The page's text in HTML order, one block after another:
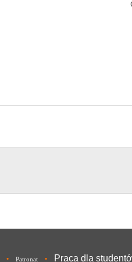
• Patronat • Praca dla